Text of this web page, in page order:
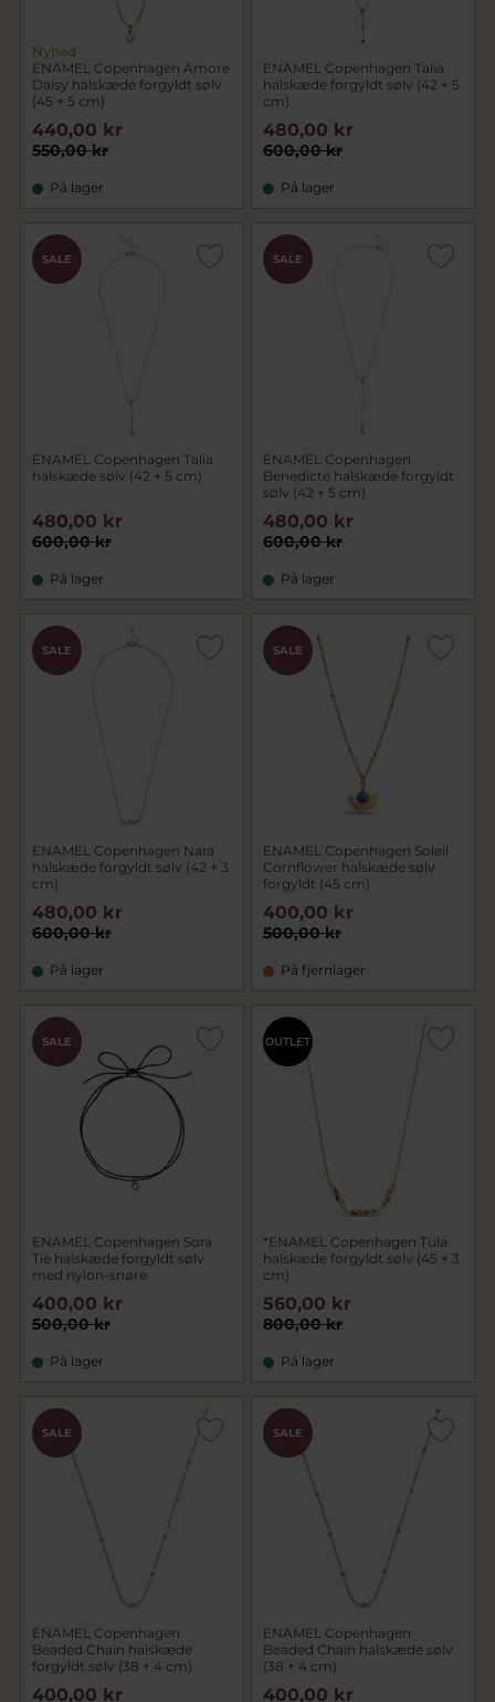
Nyhed
ENAMEL Copenhagen Amore
Daisy halskæde forgyldt sølv
(45 + 5 cm)
550,00 kr
440,00 kr
På lager
ENAMEL Copenhagen Talia
halskæde forgyldt sølv (42 + 5
cm)
600,00 kr
480,00 kr
På lager
SALE
ENAMEL Copenhagen Talia
halskæde sølv (42 + 5 cm)
600,00 kr
480,00 kr
På lager
SALE
ENAMEL Copenhagen
Benedicte halskæde forgyldt
sølv (42 + 5 cm)
600,00 kr
480,00 kr
På lager
SALE
ENAMEL Copenhagen Nara
halskæde forgyldt sølv (42 + 3
cm)
600,00 kr
480,00 kr
På lager
SALE
ENAMEL Copenhagen Soleil
Cornflower halskæde sølv
forgyldt (45 cm)
500,00 kr
400,00 kr
På fjernlager
SALE
ENAMEL Copenhagen Sora
Tie halskæde forgyldt sølv
med nylon-snøre
500,00 kr
400,00 kr
På lager
OUTLET
*ENAMEL Copenhagen Tula
halskæde forgyldt sølv (45 + 3
cm)
800,00 kr
560,00 kr
På lager
SALE
ENAMEL Copenhagen
Beaded Chain halskæde
forgyldt sølv (38 + 4 cm)
400,00 kr
SALE
ENAMEL Copenhagen
Beaded Chain halskæde sølv
(38 + 4 cm)
400,00 kr